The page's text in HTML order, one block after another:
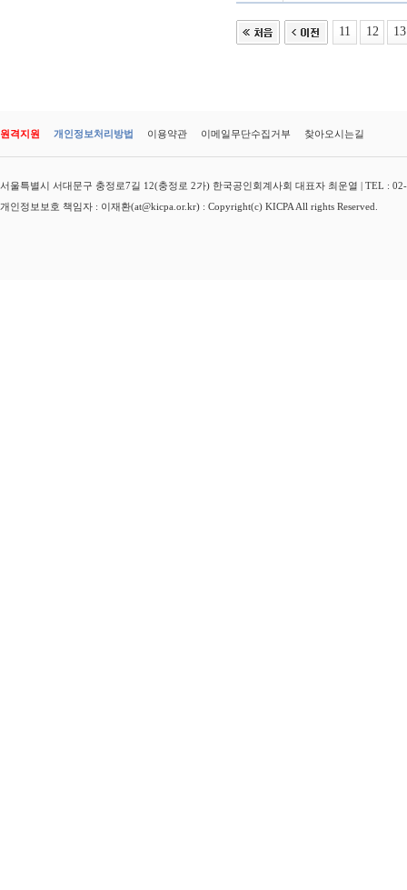
11 12 13
원격지원 개인정보처리방법 이용약관 이메일무단수집거부 찾아오시는길
서울특별시 서대문구 충정로7길 12(충정로 2가) 한국공인회계사회 대표자 최운열 | TEL :
개인정보보호 책임자 : 이재환(at@kicpa.or.kr) : Copyright(c) KICPA All rights Reserved.